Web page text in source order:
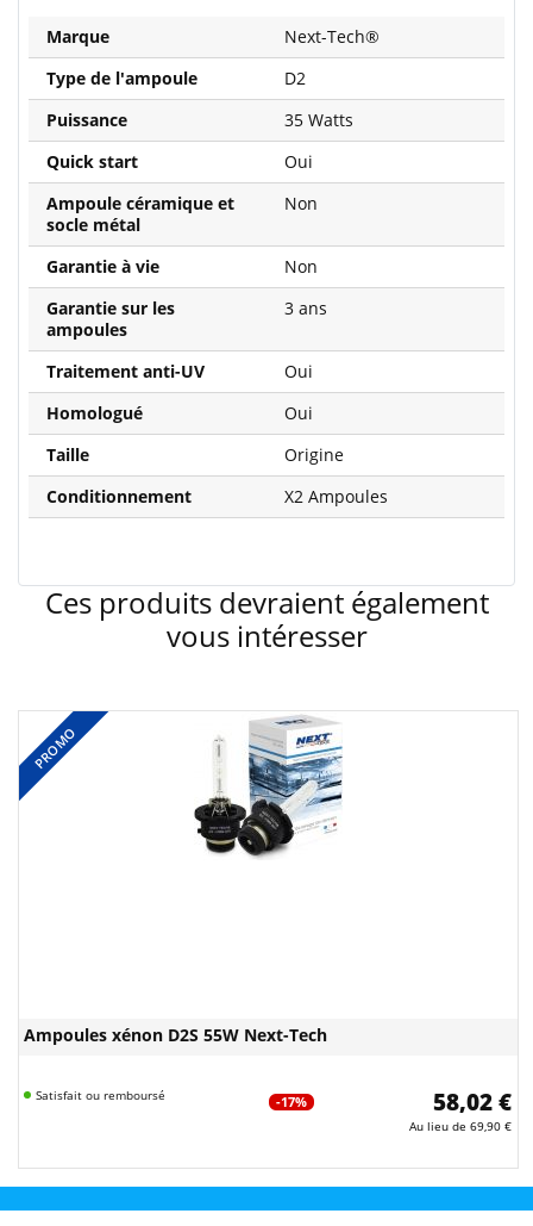
Marque
Next-Tech®
Type de l'ampoule
D2
Puissance
35 Watts
Quick start
Oui
Ampoule céramique et
socle métal
Non
Garantie à vie
Non
Garantie sur les
ampoules
3 ans
Traitement anti-UV
Oui
Homologué
Oui
Taille
Origine
Conditionnement
X2 Ampoules
Ces produits devraient également
vous intéresser
PROMO
Ampoules xénon D2S 55W Next-Tech
Satisfait ou remboursé -17% 58,02 €
Au lieu de 69,90 €